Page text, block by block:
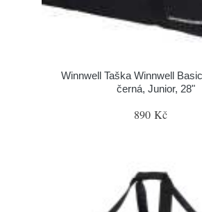
Winnwell Taška Winnwell
černá, Junior, 28"
890 Kč